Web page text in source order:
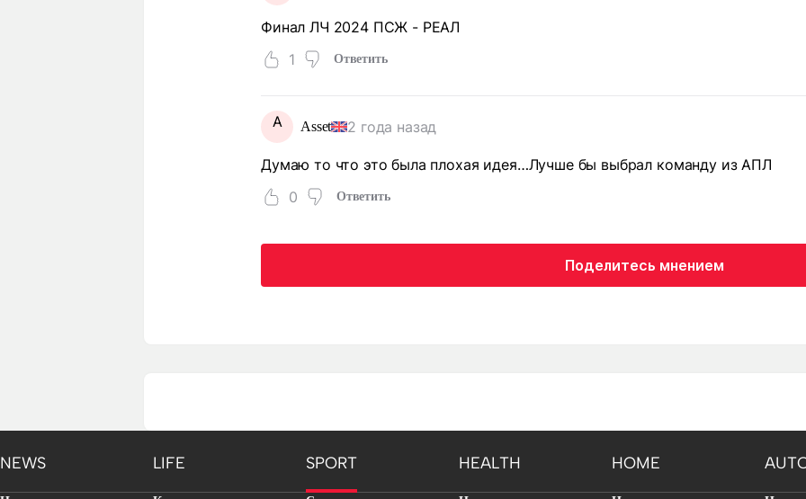
Финал ЛЧ 2024 ПСЖ - РЕАЛ
1
Ответить
A Asset 2 года назад
Думаю то что это была плохая идея…Лучше бы выбрал команду из АПЛ
0
Ответить
Поделитесь мнением
NEWS LIFE SPORT HEALTH HOME